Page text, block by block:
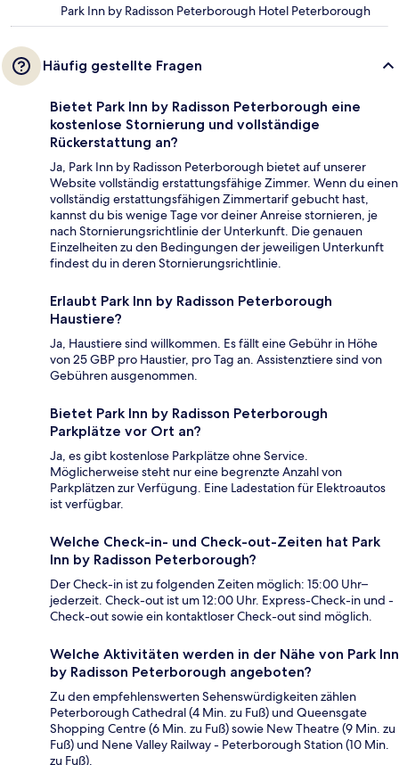
Park Inn by Radisson Peterborough Hotel Peterborough
Häufig gestellte Fragen
Bietet Park Inn by Radisson Peterborough eine
kostenlose Stornierung und vollständige
Rückerstattung an?
Ja, Park Inn by Radisson Peterborough bietet auf unserer
Website vollständig erstattungsfähige Zimmer. Wenn du einen
vollständig erstattungsfähigen Zimmertarif gebucht hast,
kannst du bis wenige Tage vor deiner Anreise stornieren, je
nach Stornierungsrichtlinie der Unterkunft. Die genauen
Einzelheiten zu den Bedingungen der jeweiligen Unterkunft
findest du in deren Stornierungsrichtlinie.
Erlaubt Park Inn by Radisson Peterborough
Haustiere?
Ja, Haustiere sind willkommen. Es fällt eine Gebühr in Höhe
von 25 GBP pro Haustier, pro Tag an. Assistenztiere sind von
Gebühren ausgenommen.
Bietet Park Inn by Radisson Peterborough
Parkplätze vor Ort an?
Ja, es gibt kostenlose Parkplätze ohne Service.
Möglicherweise steht nur eine begrenzte Anzahl von
Parkplätzen zur Verfügung. Eine Ladestation für Elektroautos
ist verfügbar.
Welche Check-in- und Check-out-Zeiten hat Park
Inn by Radisson Peterborough?
Der Check-in ist zu folgenden Zeiten möglich: 15:00 Uhr–
jederzeit. Check-out ist um 12:00 Uhr. Express-Check-in und -
Check-out sowie ein kontaktloser Check-out sind möglich.
Welche Aktivitäten werden in der Nähe von Park Inn
by Radisson Peterborough angeboten?
Zu den empfehlenswerten Sehenswürdigkeiten zählen
Peterborough Cathedral (4 Min. zu Fuß) und Queensgate
Shopping Centre (6 Min. zu Fuß) sowie New Theatre (9 Min. zu
Fuß) und Nene Valley Railway - Peterborough Station (10 Min.
zu Fuß).